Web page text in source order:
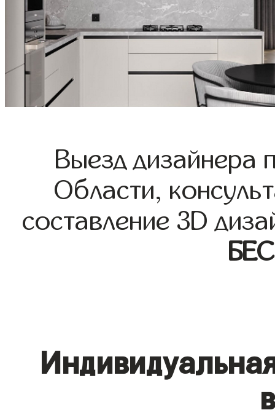
Выезд дизайнера
Области,
составление 3D